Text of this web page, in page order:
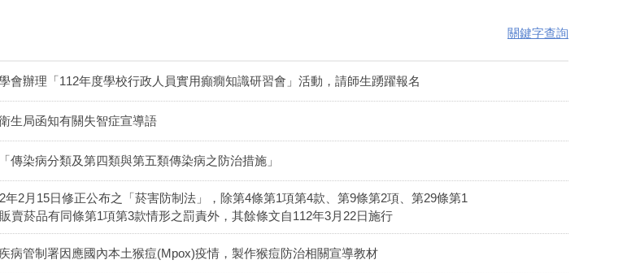
關鍵字查詢
會辦理「112年度學校行政人員實用癲癇知識研習會」活動，請師生踴躍報名
生局函知有關失智症宣導語
傳染病分類及第四類與第五類傳染病之防治措施」
年2月15日修正公布之「菸害防制法」，除第4條第1項第4款、第9條第2項、第29條第1
賣菸品有同條第1項第3款情形之罰責外，其餘條文自112年3月22日施行
病管制署因應國內本土猴痘(Mpox)疫情，製作猴痘防治相關宣導教材